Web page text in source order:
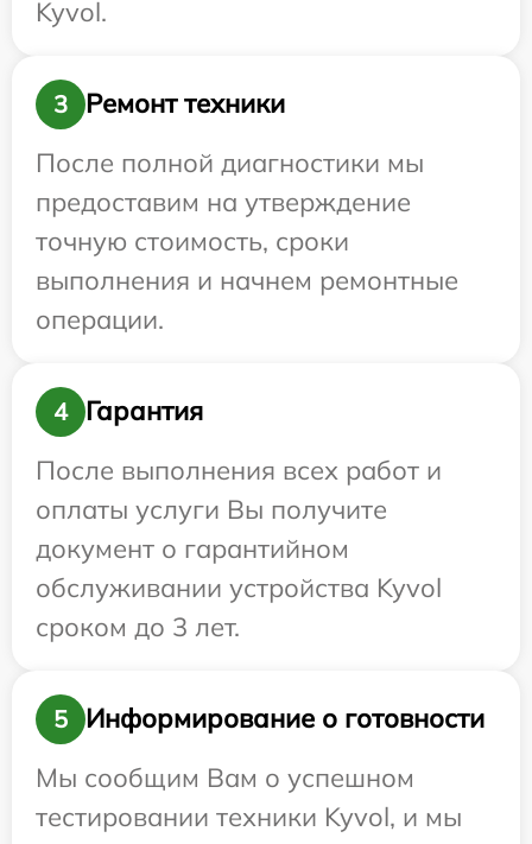
Kyvol.
3
Ремонт техники
После полной диагностики мы
предоставим на утверждение
точную стоимость, сроки
выполнения и начнем ремонтные
операции.
4
Гарантия
После выполнения всех работ и
оплаты услуги Вы получите
документ о гарантийном
обслуживании устройства Kyvol
сроком до 3 лет.
5
Информирование о готовности
Мы сообщим Вам о успешном
тестировании техники Kyvol, и мы